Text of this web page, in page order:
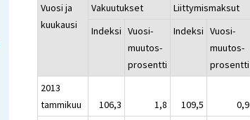
Vuosi ja
kuukausi
Vakuutukset Liittymismaksut
Indeksi Vuosi-
muutos-
prosentti
Indeksi Vuosi-
muutos-
prosentti
2013
tammikuu
106,3 1,8 109,5 0,9